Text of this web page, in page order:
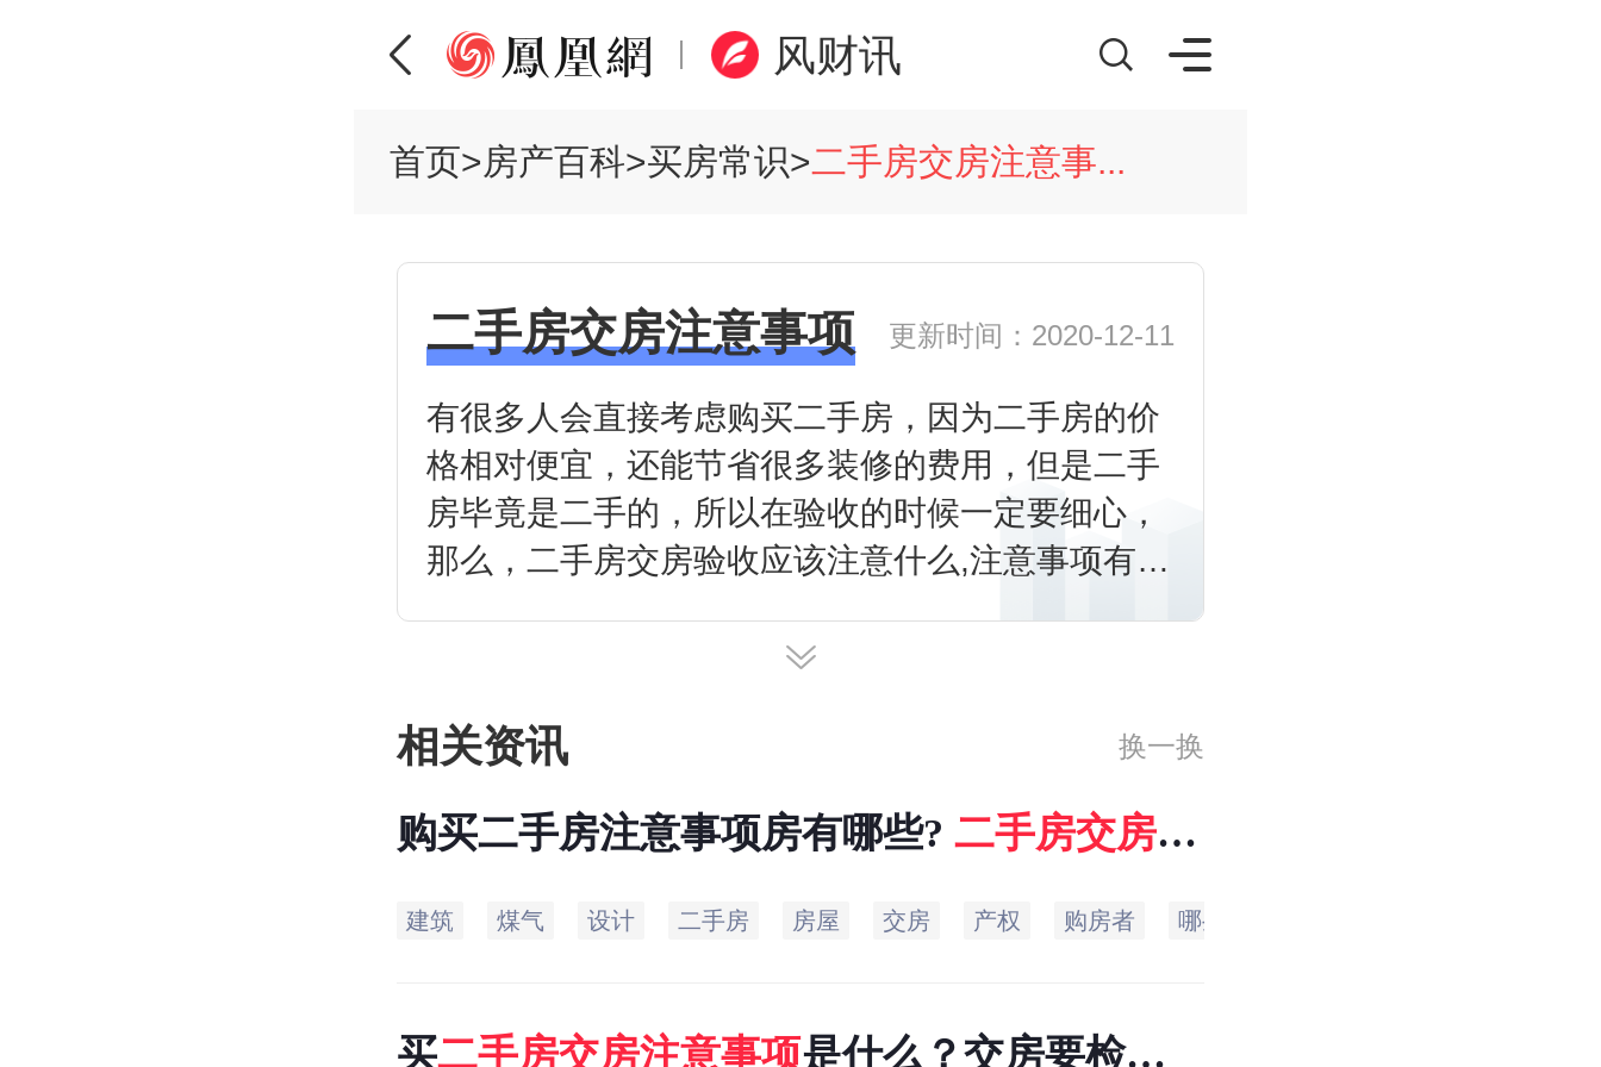
风财讯
首页>房产百科>买房常识>二手房交房注意事...
二手房交房注意事项 更新时间：2020-12-11
有很多人会直接考虑购买二手房，因为二手房的价
格相对便宜，还能节省很多装修的费用，但是二手
房毕竟是二手的，所以在验收的时候一定要细心，
那么，二手房交房验收应该注意什么,注意事项有哪
相关资讯 换一换
购买二手房注意事项房有哪些? 二手房交房注
建筑 煤气 设计 二手房 房屋 交房 产权 购房者 哪些
买二手房交房注意事项是什么？交房要检查